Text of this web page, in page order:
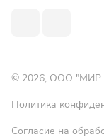
© 2026, ООО "МИР
Политика
Согласие на